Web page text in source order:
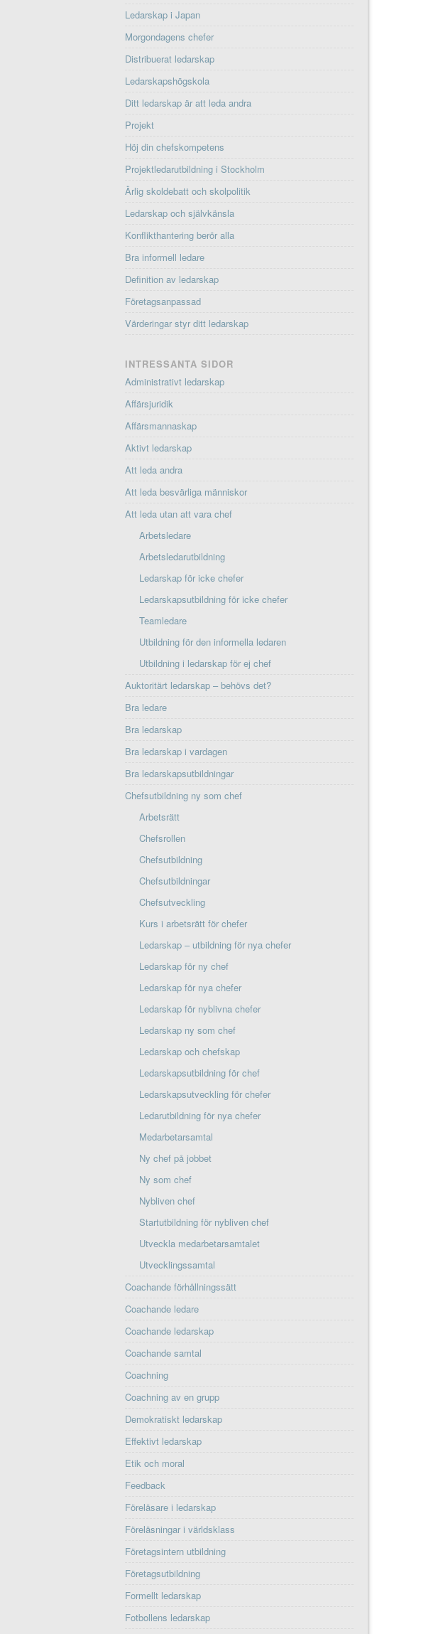
Ledarskap i Japan
Morgondagens chefer
Distribuerat ledarskap
Ledarskapshögskola
Ditt ledarskap är att leda andra
Projekt
Höj din chefskompetens
Projektledarutbildning i Stockholm
Ärlig skoldebatt och skolpolitik
Ledarskap och självkänsla
Konflikthantering berör alla
Bra informell ledare
Definition av ledarskap
Företagsanpassad
Värderingar styr ditt ledarskap
INTRESSANTA SIDOR
Administrativt ledarskap
Affärsjuridik
Affärsmannaskap
Aktivt ledarskap
Att leda andra
Att leda besvärliga människor
Att leda utan att vara chef
Arbetsledare
Arbetsledarutbildning
Ledarskap för icke chefer
Ledarskapsutbildning för icke chefer
Teamledare
Utbildning för den informella ledaren
Utbildning i ledarskap för ej chef
Auktoritärt ledarskap – behövs det?
Bra ledare
Bra ledarskap
Bra ledarskap i vardagen
Bra ledarskapsutbildningar
Chefsutbildning ny som chef
Arbetsrätt
Chefsrollen
Chefsutbildning
Chefsutbildningar
Chefsutveckling
Kurs i arbetsrätt för chefer
Ledarskap – utbildning för nya chefer
Ledarskap för ny chef
Ledarskap för nya chefer
Ledarskap för nyblivna chefer
Ledarskap ny som chef
Ledarskap och chefskap
Ledarskapsutbildning för chef
Ledarskapsutveckling för chefer
Ledarutbildning för nya chefer
Medarbetarsamtal
Ny chef på jobbet
Ny som chef
Nybliven chef
Startutbildning för nybliven chef
Utveckla medarbetarsamtalet
Utvecklingssamtal
Coachande förhållningssätt
Coachande ledare
Coachande ledarskap
Coachande samtal
Coachning
Coachning av en grupp
Demokratiskt ledarskap
Effektivt ledarskap
Etik och moral
Feedback
Föreläsare i ledarskap
Föreläsningar i världsklass
Företagsintern utbildning
Företagsutbildning
Formellt ledarskap
Fotbollens ledarskap